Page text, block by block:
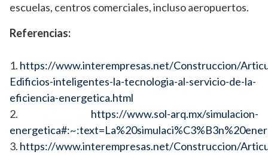
escuelas, centros comerciales, incluso aeropuertos.
Referencias:
1. https://www.interempresas.net/Construccion/
Edificios-inteligentes-la-tecnologia-al-servicio-de-la-
eficiencia-energetica.html
2. https://www.sol-arq.mx/simulacion-
3. https://www.interempresas.net/Construccion/